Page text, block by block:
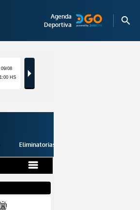
Agenda
Deportiva
search
Eliminatorias 2026